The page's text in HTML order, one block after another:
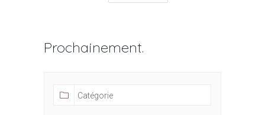
Prochainement.